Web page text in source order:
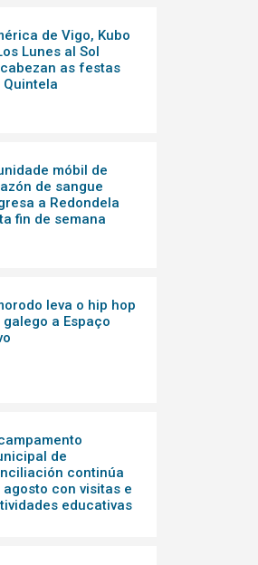
de Vigo, Kubo
Lunes al Sol
as festas
Quintela
móbil de
de sangue
a Redondela
fin de semana
leva o hip hop
galego a Espaço
de
continúa
agosto con visitas e
educativas